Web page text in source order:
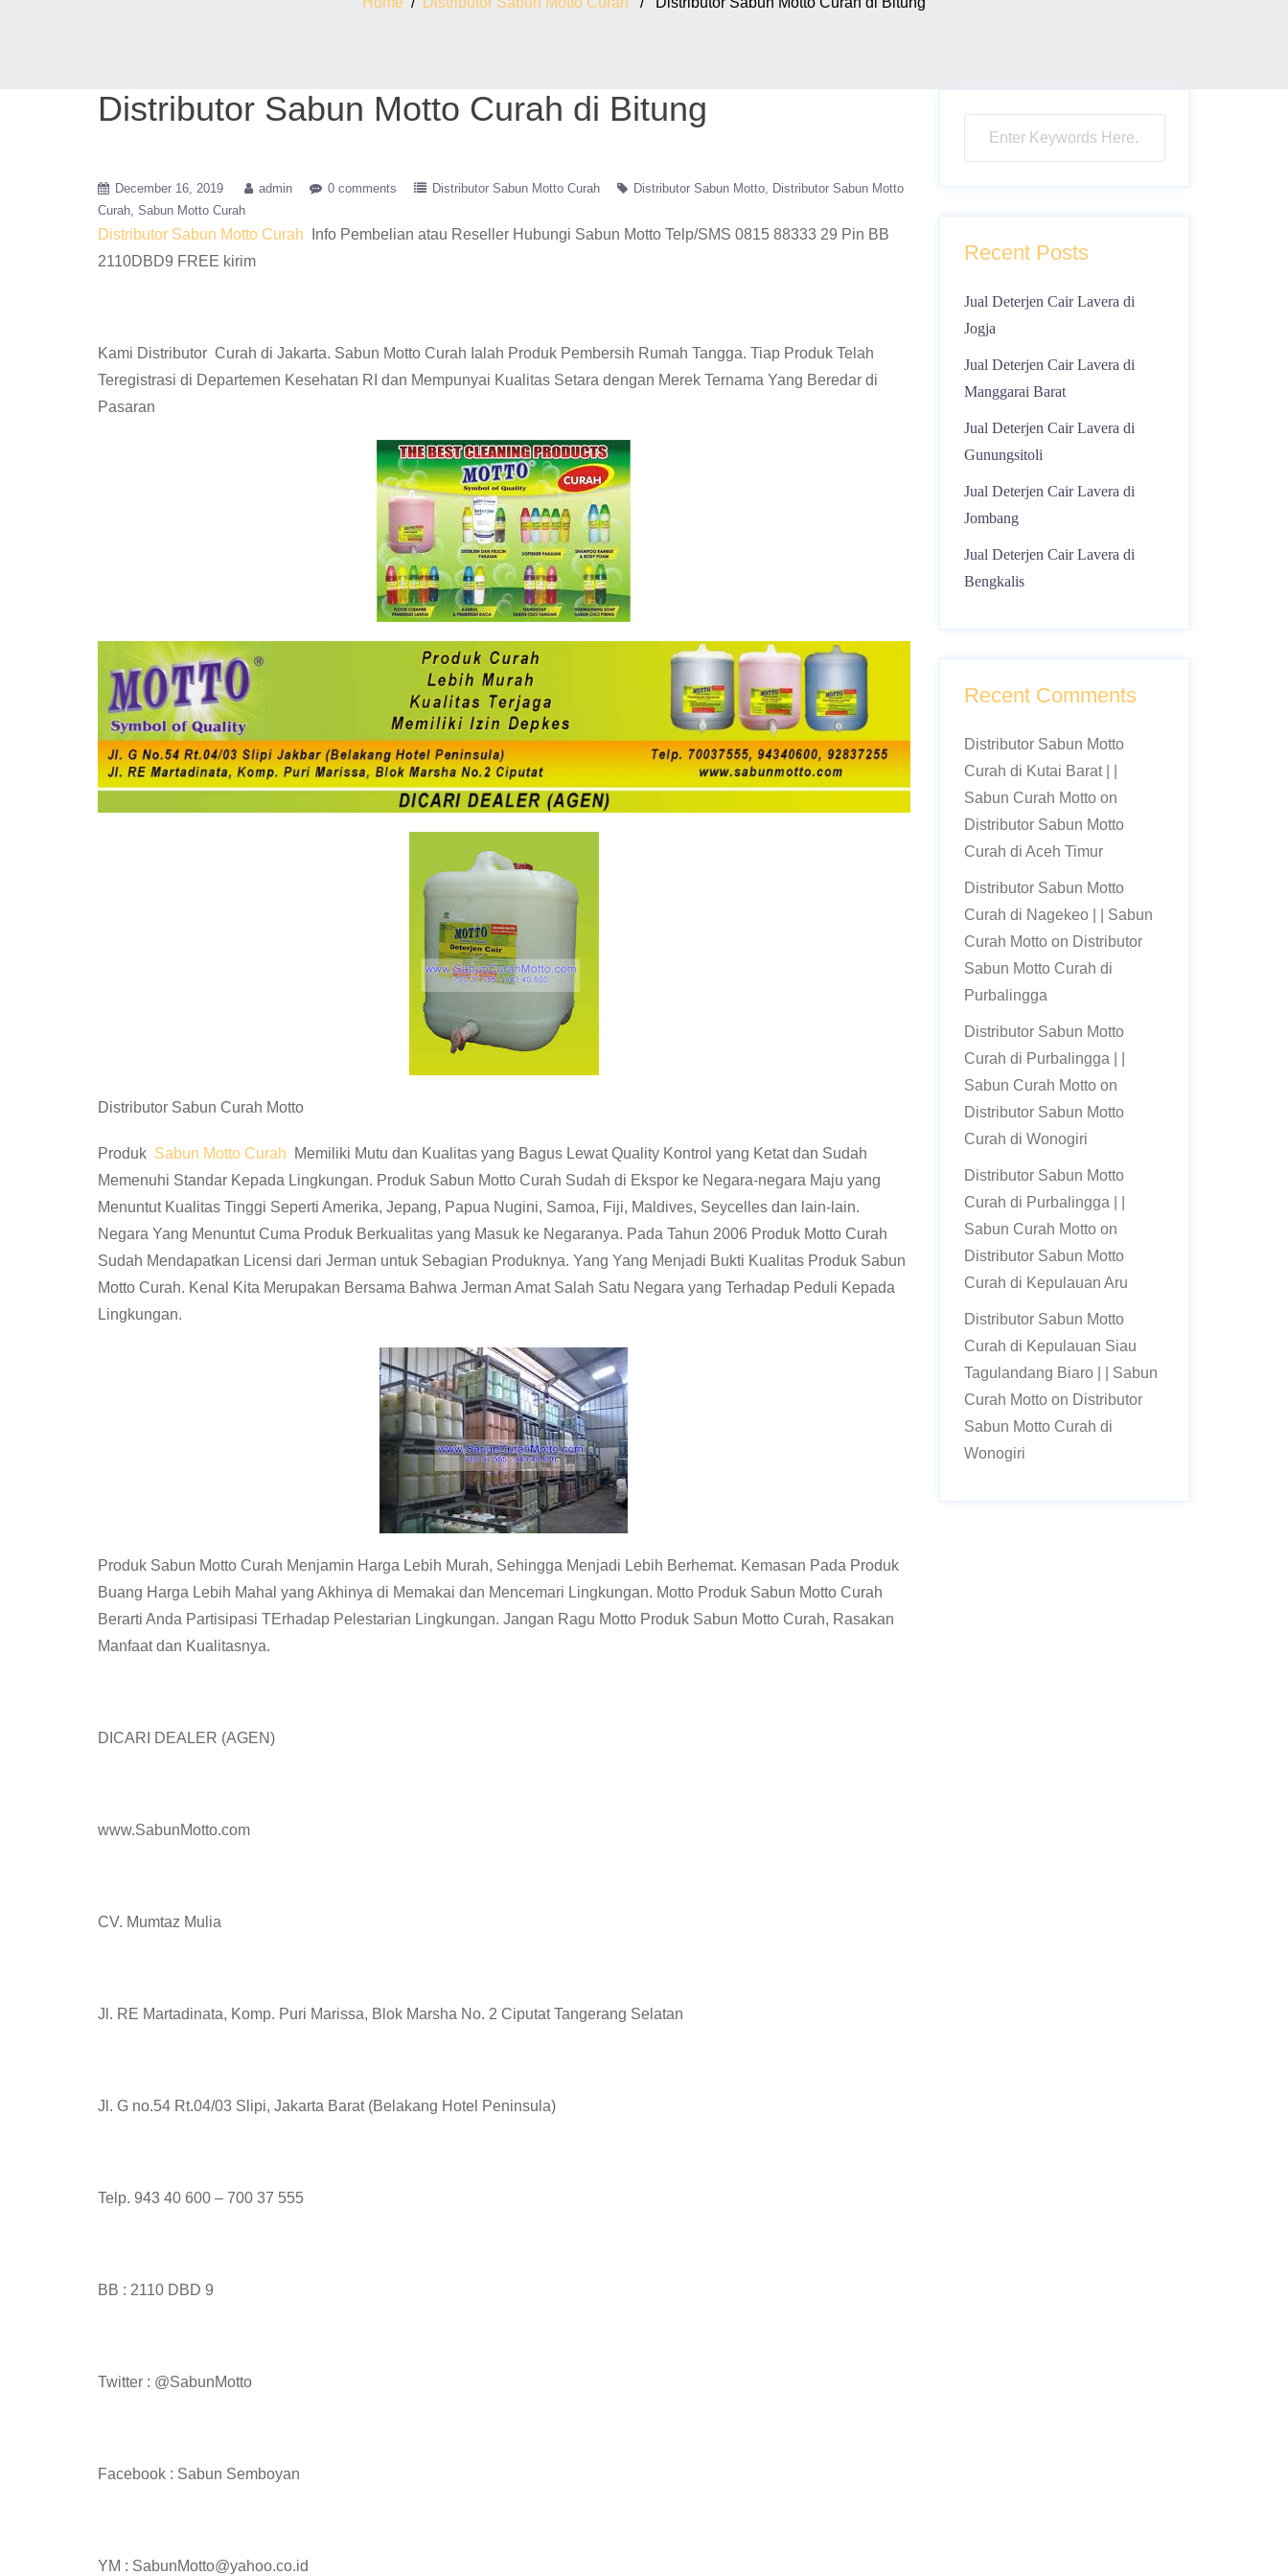
Distributor Sabun Motto Curah di Bitung
December 16, 2019 admin 0 comments Distributor Sabun Motto Curah Distributor Sabun Motto
Distributor Sabun Motto
Curah Sabun Motto Curah
Distributor Sabun Motto Curah
Info Pembelian atau Reseller Hubungi Sabun Motto Telp/SMS 0815 88333 29 Pin BB
2110DBD9 FREE kirim
Kami Distributor Curah di Jakarta. Sabun Motto Curah Ialah Produk Pembersih Rumah Tangga. Tiap Produk Telah
Teregistrasi di Departemen Kesehatan RI dan Mempunyai Kualitas Setara dengan Merek Ternama Yang Beredar di
Pasaran
Distributor Sabun Curah Motto
Produk Sabun Motto Curah
Memiliki Mutu dan Kualitas yang Bagus Lewat Quality Kontrol yang Ketat dan Sudah
Memenuhi Standar Kepada Lingkungan. Produk Sabun Motto Curah Sudah di Ekspor ke Negara-negara Maju yang
Menuntut Kualitas Tinggi Seperti Amerika, Jepang, Papua Nugini, Samoa, Fiji, Maldives, Seycelles dan lain-lain.
Negara Yang Menuntut Cuma Produk Berkualitas yang Masuk ke Negaranya. Pada Tahun 2006 Produk Motto Curah
Sudah Mendapatkan Licensi dari Jerman untuk Sebagian Produknya. Yang Yang Menjadi Bukti Kualitas Produk Sabun
Motto Curah. Kenal Kita Merupakan Bersama Bahwa Jerman Amat Salah Satu Negara yang Terhadap Peduli Kepada
Lingkungan.
Produk Sabun Motto Curah Menjamin Harga Lebih Murah, Sehingga Menjadi Lebih Berhemat. Kemasan Pada Produk
Buang Harga Lebih Mahal yang Akhinya di Memakai dan Mencemari Lingkungan. Motto Produk Sabun Motto Curah
Berarti Anda Partisipasi TErhadap Pelestarian Lingkungan. Jangan Ragu Motto Produk Sabun Motto Curah, Rasakan
Manfaat dan Kualitasnya.
DICARI DEALER (AGEN)
www.SabunMotto.com
CV. Mumtaz Mulia
Jl. RE Martadinata, Komp. Puri Marissa, Blok Marsha No. 2 Ciputat Tangerang Selatan
Jl. G no.54 Rt.04/03 Slipi, Jakarta Barat (Belakang Hotel Peninsula)
Telp. 943 40 600 – 700 37 555
BB : 2110 DBD 9
Twitter : @SabunMotto
Facebook : Sabun Semboyan
YM : SabunMotto@yahoo.co.id
Recent Posts
Jual Deterjen Cair Lavera di
Jogja
Jual Deterjen Cair Lavera di
Manggarai Barat
Jual Deterjen Cair Lavera di
Gunungsitoli
Jual Deterjen Cair Lavera di
Jombang
Jual Deterjen Cair Lavera di
Bengkalis
Recent Comments
Distributor Sabun Motto
Curah di Kutai Barat | |
Sabun Curah Mottoon
Distributor Sabun Motto
Curah di Aceh Timur
Distributor Sabun Motto
Curah di Nagekeo | | Sabun
Curah Mottoon Distributor
Sabun Motto Curah di
Purbalingga
Distributor Sabun Motto
Curah di Purbalingga | |
Sabun Curah Mottoon
Distributor Sabun Motto
Curah di Wonogiri
Distributor Sabun Motto
Curah di Purbalingga | |
Sabun Curah Mottoon
Distributor Sabun Motto
Curah di Kepulauan Aru
Distributor Sabun Motto
Curah di Kepulauan Siau
Tagulandang Biaro | | Sabun
Curah Mottoon Distributor
Sabun Motto Curah di
Wonogiri